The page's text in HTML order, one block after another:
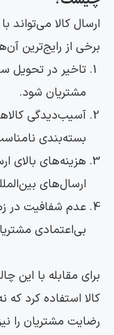
ارسال کالا
برخی از رایج‌ترین
تاخیر در تحویل
مشتریان شود.
آسیب‌دیدگی
بسته‌بندی
هزینه‌های بالای
ارسال‌های
عدم شفافیت در
بی‌اعتمادی
برای مقابله با این
کالا استفاده کرد که
رضایت مشتریان را